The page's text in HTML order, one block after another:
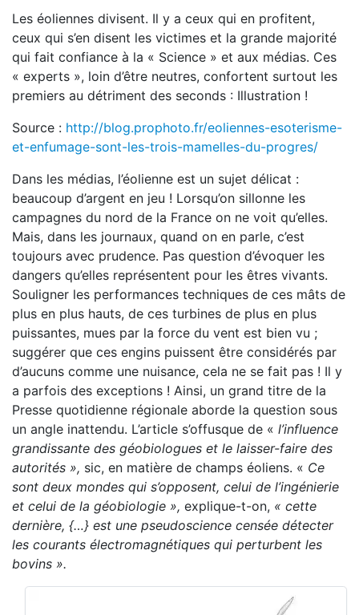
Les éoliennes divisent. Il y a ceux qui en profitent,
ceux qui s’en disent les victimes et la grande majorité
qui fait confiance à la « Science » et aux médias. Ces
« experts », loin d’être neutres, confortent surtout les
premiers au détriment des seconds : Illustration !
Source : http://blog.prophoto.fr/eoliennes-esoterisme-
et-enfumage-sont-les-trois-mamelles-du-progres/
Dans les médias, l’éolienne est un sujet délicat :
beaucoup d’argent en jeu ! Lorsqu’on sillonne les
campagnes du nord de la France on ne voit qu’elles.
Mais, dans les journaux, quand on en parle, c’est
toujours avec prudence. Pas question d’évoquer les
dangers qu’elles représentent pour les êtres vivants.
Souligner les performances techniques de ces mâts de
plus en plus hauts, de ces turbines de plus en plus
puissantes, mues par la force du vent est bien vu ;
suggérer que ces engins puissent être considérés par
d’aucuns comme une nuisance, cela ne se fait pas ! Il y
a parfois des exceptions ! Ainsi, un grand titre de la
Presse quotidienne régionale aborde la question sous
un angle inattendu. L’article s’offusque de « l’influence
grandissante des géobiologues et le laisser-faire des
autorités », sic, en matière de champs éoliens. « Ce
sont deux mondes qui s’opposent, celui de l’ingénierie
et celui de la géobiologie », explique-t-on, « cette
dernière, {…} est une pseudoscience censée détecter
les courants électromagnétiques qui perturbent les
bovins ».